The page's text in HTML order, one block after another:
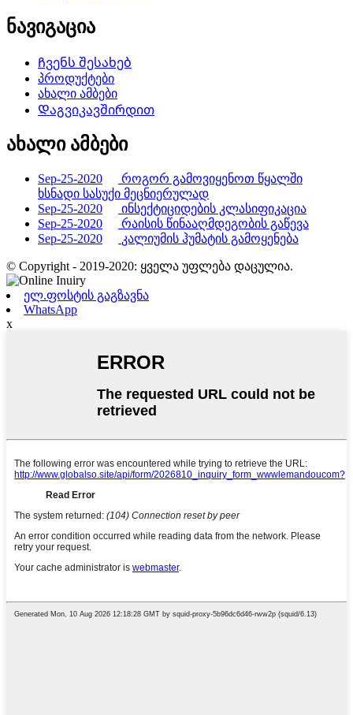
ნავიგაცია
Ჩვენს შესახებ
პროდუქტები
ახალი ამბები
Დაგვიკავშირდით
ახალი ამბები
Sep-25-2020
როგორ გამოვიყენოთ წყალში
ხსნადი სასუქი მეცნიერულად
Sep-25-2020
ინსექტიციდების კლასიფიკაცია
Sep-25-2020
რაისის წინააღმდეგობის გაწევა
Sep-25-2020
კალიუმის ჰუმატის გამოყენება
© Copyright - 2019-2020: ყველა უფლება დაცულია.
ელ.ფოსტის გაგზავნა
WhatsApp
x